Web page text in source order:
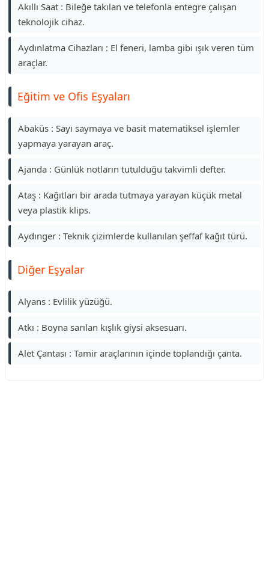
Akıllı Saat : Bileğe takılan ve telefonla entegre çalışan
teknolojik cihaz.
Aydınlatma Cihazları : El feneri, lamba gibi ışık veren tüm
araçlar.
Eğitim ve Ofis Eşyaları
Abaküs : Sayı saymaya ve basit matematiksel işlemler
yapmaya yarayan araç.
Ajanda : Günlük notların tutulduğu takvimli defter.
Ataş : Kağıtları bir arada tutmaya yarayan küçük metal
veya plastik klips.
Aydınger : Teknik çizimlerde kullanılan şeffaf kağıt türü.
Diğer Eşyalar
Alyans : Evlilik yüzüğü.
Atkı : Boyna sarılan kışlık giysi aksesuarı.
Alet Çantası : Tamir araçlarının içinde toplandığı çanta.